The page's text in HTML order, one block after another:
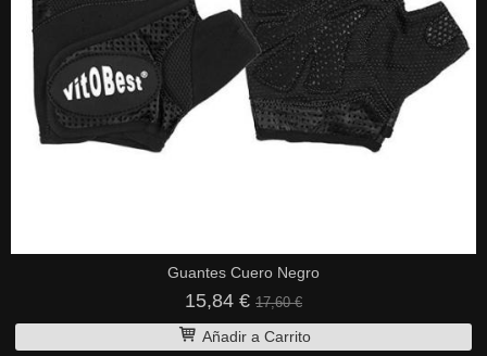
Guantes Cuero Negro
15,84 € 17,60 €
Añadir a Carrito